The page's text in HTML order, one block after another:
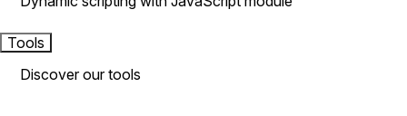
Tools
Discover our tools